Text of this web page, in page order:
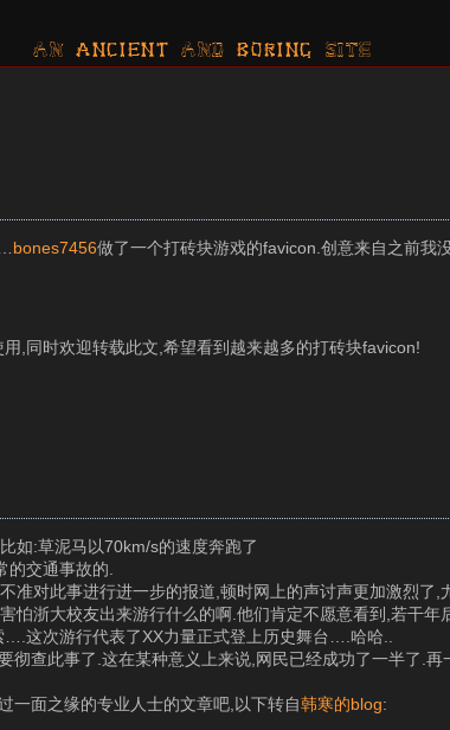
AN ancient AND boring SITE
bones7456做了一个打砖块游戏的favicon.创意来自之前我
,同时欢迎转载此文,希望看到越来越多的打砖块favicon!
如:草泥马以70km/s的速度奔跑了
交通事故的.
对此事进行进一步的报道,顿时网上的声讨声更加激烈了,
浙大校友出来游行什么的啊.他们肯定不愿意看到,若干年
这次游行代表了XX力量正式登上历史舞台….哈哈..
查此事了.这在某种意义上来说,网民已经成功了一半了.再
一面之缘的专业人士的文章吧,以下转自韩寒的blog: